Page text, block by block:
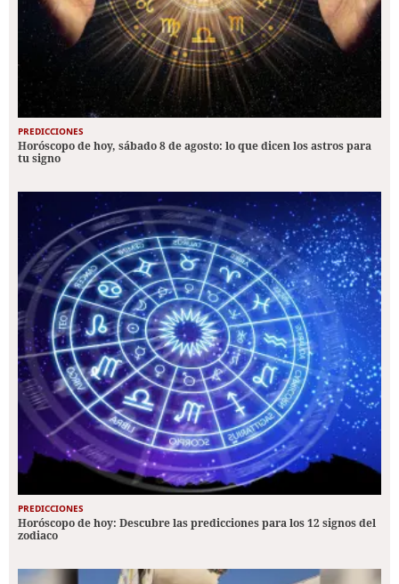
PREDICCIONES
Horóscopo de hoy, sábado 8 de agosto: lo que dicen los astros para
tu signo
PREDICCIONES
Horóscopo de hoy: Descubre las predicciones para los 12 signos del
zodiaco